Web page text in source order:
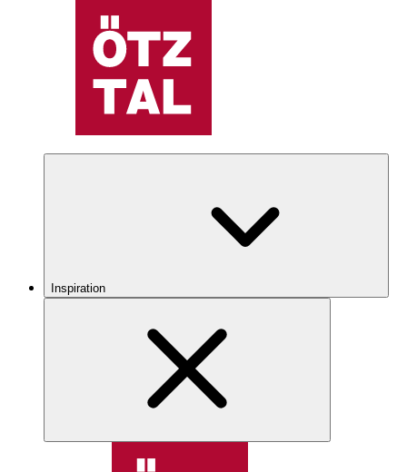
Inspiration